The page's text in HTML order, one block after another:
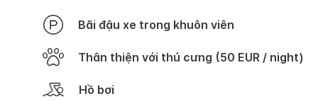
Bãi đậu xe trong khuôn viên
Thân thiện với thú cưng (50 EUR / night)
Hồ bơi